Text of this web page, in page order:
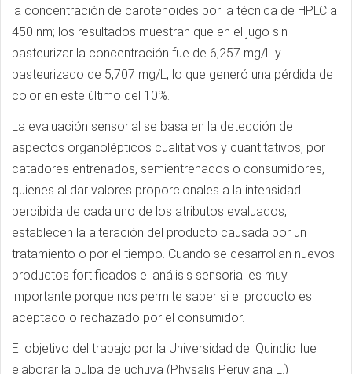
la concentración de carotenoides por la técnica de HPLC a
450 nm; los resultados muestran que en el jugo sin
pasteurizar la concentración fue de 6,257 mg/L y
pasteurizado de 5,707 mg/L, lo que generó una pérdida de
color en este último del 10%.
La evaluación sensorial se basa en la detección de
aspectos organolépticos cualitativos y cuantitativos, por
catadores entrenados, semientrenados o consumidores,
quienes al dar valores proporcionales a la intensidad
percibida de cada uno de los atributos evaluados,
establecen la alteración del producto causada por un
tratamiento o por el tiempo. Cuando se desarrollan nuevos
productos fortificados el análisis sensorial es muy
importante porque nos permite saber si el producto es
aceptado o rechazado por el consumidor.
El objetivo del trabajo por la Universidad del Quindío fue
elaborar la pulpa de uchuva (Physalis Peruviana L.)